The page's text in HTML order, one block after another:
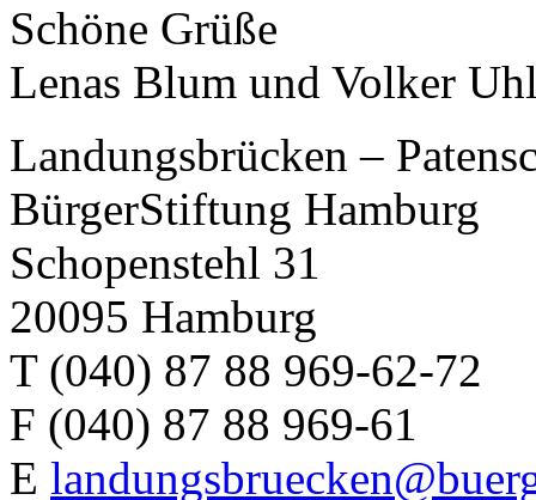
Schöne Grüße
Lenas Blum und Volker
Landungsbrücken –
BürgerStiftung Hamburg
Schopenstehl 31
20095 Hamburg
T (040) 87 88 969-62-72
F (040) 87 88 969-61
E